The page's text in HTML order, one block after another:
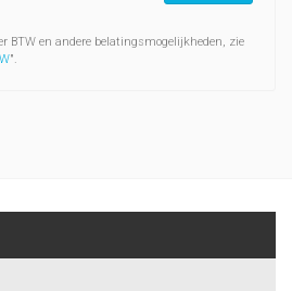
BTW en andere belatingsmogelijkheden, zie
".